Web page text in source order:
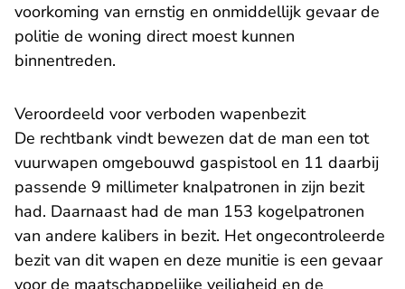
voorkoming van ernstig en onmiddellijk gevaar de
politie de woning direct moest kunnen
binnentreden.
Veroordeeld voor verboden wapenbezit
De rechtbank vindt bewezen dat de man een tot
vuurwapen omgebouwd gaspistool en 11 daarbij
passende 9 millimeter knalpatronen in zijn bezit
had. Daarnaast had de man 153 kogelpatronen
van andere kalibers in bezit. Het ongecontroleerde
bezit van dit wapen en deze munitie is een gevaar
voor de maatschappelijke veiligheid en de